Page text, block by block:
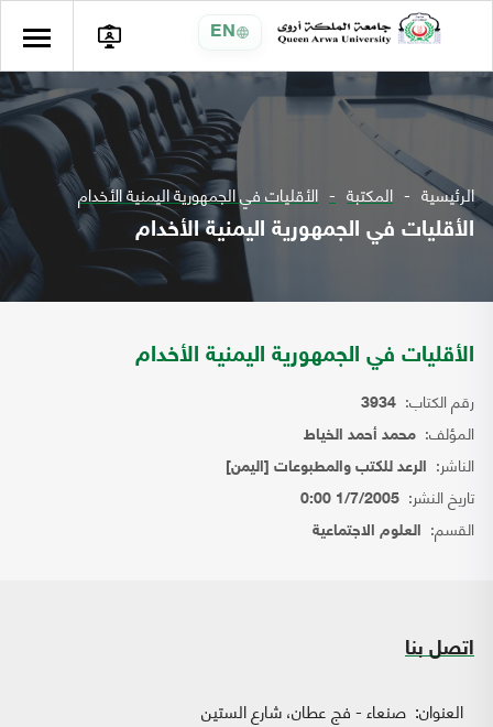
EN
الرئيسية المكتبة الأقليات في الجمهورية اليمنية الأخدام
الأقليات في الجمهورية اليمنية الأخدام
الأقليات في الجمهورية اليمنية الأخدام
رقم الكتاب: 3934
المؤلف: محمد أحمد الخياط
الناشر: الرعد للكتب والمطبوعات [اليمن]
تاريخ النشر: 1/7/2005 0:00
القسم: العلوم الاجتماعية
اتصل بنا
العنوان: صنعاء - فج عطان، شارع الستين